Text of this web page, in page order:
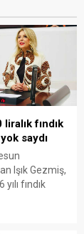
fındık
saydı
Işık Gezmiş,
fındık
üreticinin